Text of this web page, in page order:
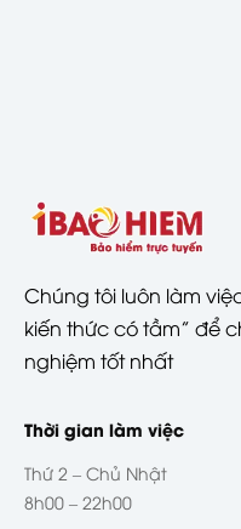
Chúng tôi luôn làm
kiến thức có tầm” để
nghiệm tốt nhất
Thời gian làm việc
Thứ 2 – Chủ Nhật
8h00 – 22h00